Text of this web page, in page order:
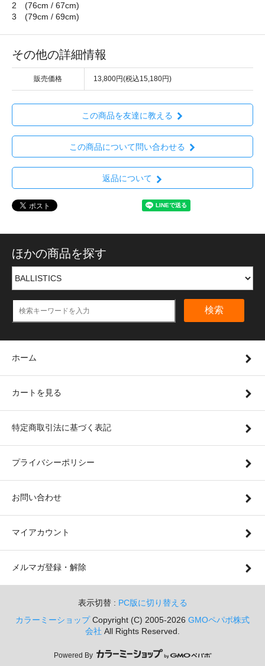
2 (76cm / 67cm)
3 (79cm / 69cm)
その他の詳細情報
販売価格 13,800円(税込15,180円)
この商品を友達に教える
この商品について問い合わせる
返品について
ほかの商品を探す
検索
ホーム
カートを見る
特定商取引法に基づく表記
プライバシーポリシー
お問い合わせ
マイアカウント
メルマガ登録・解除
表示切替 : PC版に切り替える
カラーミーショップCopyright (C) 2005-2026 GMOペパボ株式
会社 All Rights Reserved.
Powered By